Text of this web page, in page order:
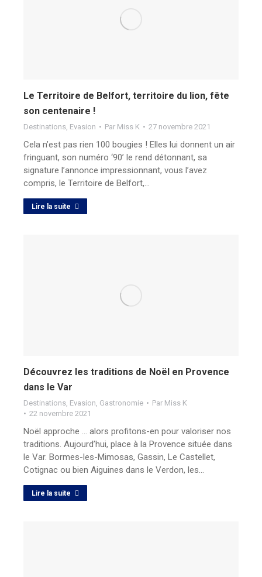
Le Territoire de Belfort, territoire du lion, fête
son centenaire !
Destinations Evasion Par Miss K 27 novembre 2021
Cela n’est pas rien 100 bougies ! Elles lui donnent un air
fringuant, son numéro ‘90’ le rend détonnant, sa
signature l’annonce impressionnant, vous l’avez
compris, le Territoire de Belfort,…
Lire la suite
Découvrez les traditions de Noël en Provence
dans le Var
Destinations Evasion Gastronomie Par Miss K
22 novembre 2021
Noël approche … alors profitons-en pour valoriser nos
traditions. Aujourd’hui, place à la Provence située dans
le Var. Bormes-les-Mimosas, Gassin, Le Castellet,
Cotignac ou bien Aiguines dans le Verdon, les…
Lire la suite